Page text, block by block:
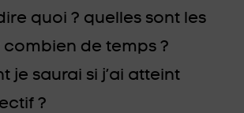
quoi ? quelles sont les
combien de temps ?
je saurai si j’ai atteint
?